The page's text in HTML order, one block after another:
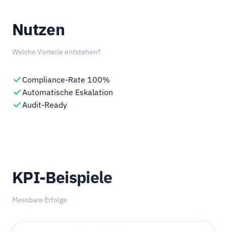
Nutzen
Welche Vorteile entstehen?
Compliance-Rate 100%
Automatische Eskalation
Audit-Ready
KPI-Beispiele
Messbare Erfolge